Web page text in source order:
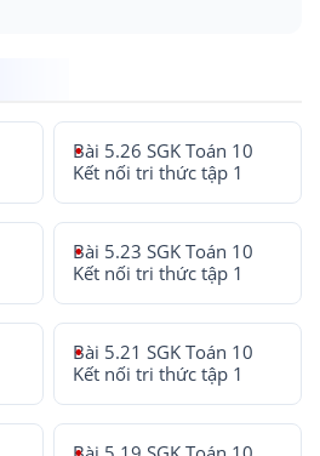
Bài 5.26 SGK Toán 10
Kết nối tri thức tập 1
Bài 5.23 SGK Toán 10
Kết nối tri thức tập 1
Bài 5.21 SGK Toán 10
Kết nối tri thức tập 1